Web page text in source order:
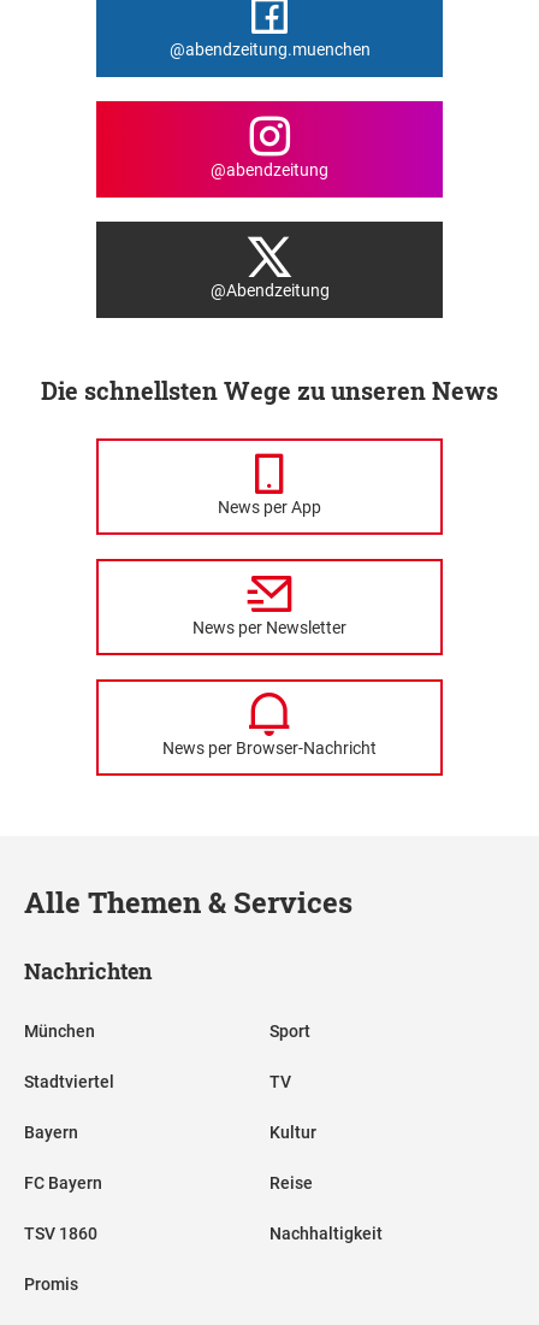
@abendzeitung.muenchen
@abendzeitung
@Abendzeitung
Die schnellsten Wege zu unseren News
News per App
News per Newsletter
News per Browser-Nachricht
Alle Themen & Services
Nachrichten
München
Stadtviertel
Bayern
FC Bayern
TSV 1860
Promis
Sport
TV
Kultur
Reise
Nachhaltigkeit